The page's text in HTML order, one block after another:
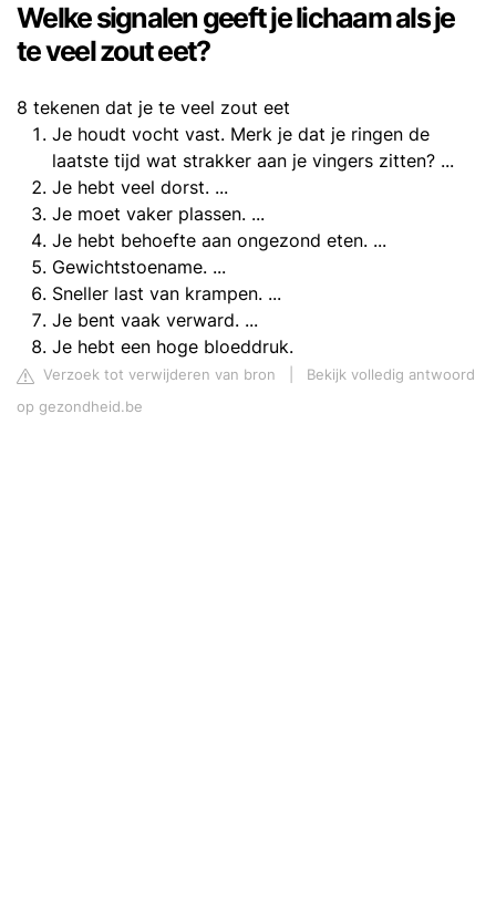
Welke signalen geeft je lichaam als je
te veel zout eet?
8 tekenen dat je te veel zout eet
Je houdt vocht vast. Merk je dat je ringen de
laatste tijd wat strakker aan je vingers zitten? ...
Je hebt veel dorst. ...
Je moet vaker plassen. ...
Je hebt behoefte aan ongezond eten. ...
Gewichtstoename. ...
Sneller last van krampen. ...
Je bent vaak verward. ...
Je hebt een hoge bloeddruk.
Verzoek tot verwijderen van bron
Bekijk volledig antwoord
op gezondheid.be